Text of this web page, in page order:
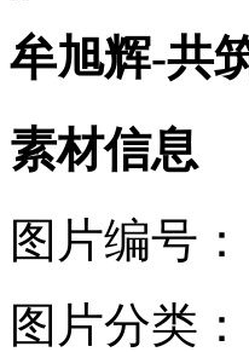
牟旭辉-共
素材信息
图片编号：
图片分类：